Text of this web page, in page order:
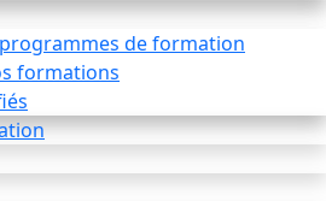
de formation
formations